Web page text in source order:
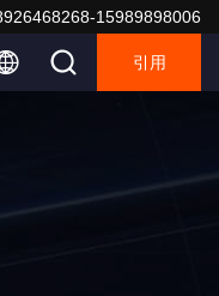
15989898006
引用